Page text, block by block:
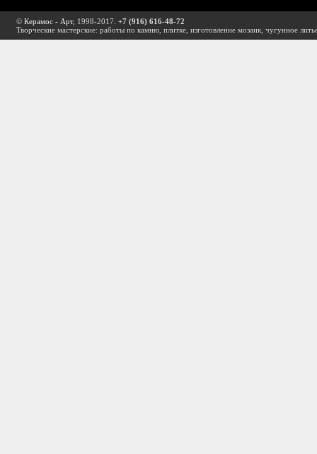
© Керамос - Арт, 1998-2017. +7 (916) 616-48-72
Творческие мастерские: работы по камню, плитке, изготовление мозаик, чугунное